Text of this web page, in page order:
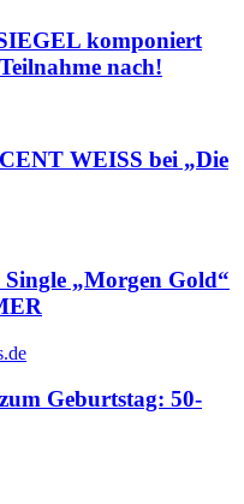
komponiert
nach!
WEISS bei „Die
„Morgen Gold“
Geburtstag: 50-